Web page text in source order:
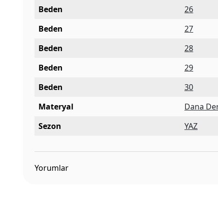
Beden
26
Beden
27
Beden
28
Beden
29
Beden
30
Materyal
Dana
Sezon
YAZ
Yorumlar